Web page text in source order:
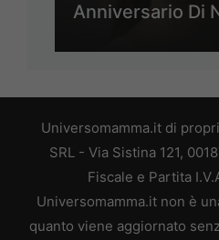
Anniversario Di
Universomamma.it di
SRL - Via Sistina 121,
Fiscale e Partita
Universomamma.it non è
quanto viene aggiornato